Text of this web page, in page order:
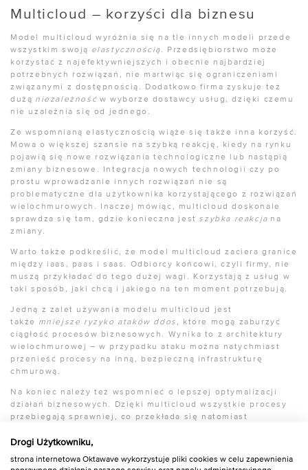
Multicloud – korzyści dla biznesu
Model multicloud wyróżnia się na tle innych modeli przede
wszystkim swoją elastycznością. Przedsiębiorstwo może
korzystać z najefektywniejszych i obecnie najbardziej
potrzebnych rozwiązań, nie martwiąc się ograniczeniami
związanymi z dostępnością. Dodatkowo firma zyskuje też
dużą niezależność w wyborze dostawcy usług, dzięki czemu
nie uzależnia się od jednego.
Ze wspomnianą elastycznością wiąże się także inna korzyść.
Mowa o większej szansie na szybką reakcję, kiedy na rynku
pojawią się nowe rozwiązania technologiczne lub nastąpią
zmiany biznesowe. Integracja nowych technologii czy po
prostu wprowadzanie innych rozwiązań nie są
problematyczne dla użytkownika korzystającego z rozwiązań
wielochmurowych. Inaczej mówiąc, multicloud doskonale
sprawdza się tam, gdzie konieczna jest szybka reakcja na
zmiany.
Warto także podkreślić, że model multicloud zaciera granice
między iaas, paas i saas. Odbiorcy końcowi, czyli firmy, nie
muszą przykładać do tego dużej wagi. Korzystają z usług w
taki sposób, jaki chcą i jakiego na ten moment potrzebują.
Jedną z zalet używania modelu multicloud jest
także
mniejsze ryzyko ataków ddos , które mogą zaburzyć
ciągłość procesów biznesowych. Wynika to z architektury
wielochmurowej – w przypadku ataku można natychmiast
przenieść procesy na inną, bezpieczną infrastrukturę
chmurową.
Na koniec należy też wspomnieć o lepszej optymalizacji
działań biznesowych. Dzięki multicloud wszystkie procesy
przebiegają sprawniej, co przekłada się natomiast
dostawcy, który oferuje rozwiązania dostosowane do
potrzeb firmy i jej biznesu, zarządzanie przedsiębiorstwem
stanie się łatwiejsze, a koszty zostaną obniżone.
Drogi Użytkowniku,
strona internetowa Oktawave wykorzystuje pliki cookies w celu zapewnienia